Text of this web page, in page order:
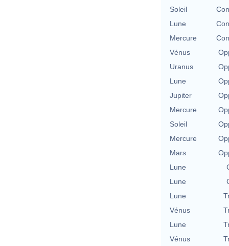
Soleil
Lune
Mercure
Vénus
Uranus
Lune
Jupiter
Mercure
Soleil
Mercure
Mars
Lune
Lune
Lune
Vénus
Lune
Vénus